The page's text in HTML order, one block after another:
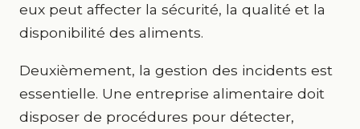
eux peut affecter la sécurité, la qualité et la
disponibilité des aliments.
Deuxièmement, la gestion des incidents est
essentielle. Une entreprise alimentaire doit
disposer de procédures pour détecter,